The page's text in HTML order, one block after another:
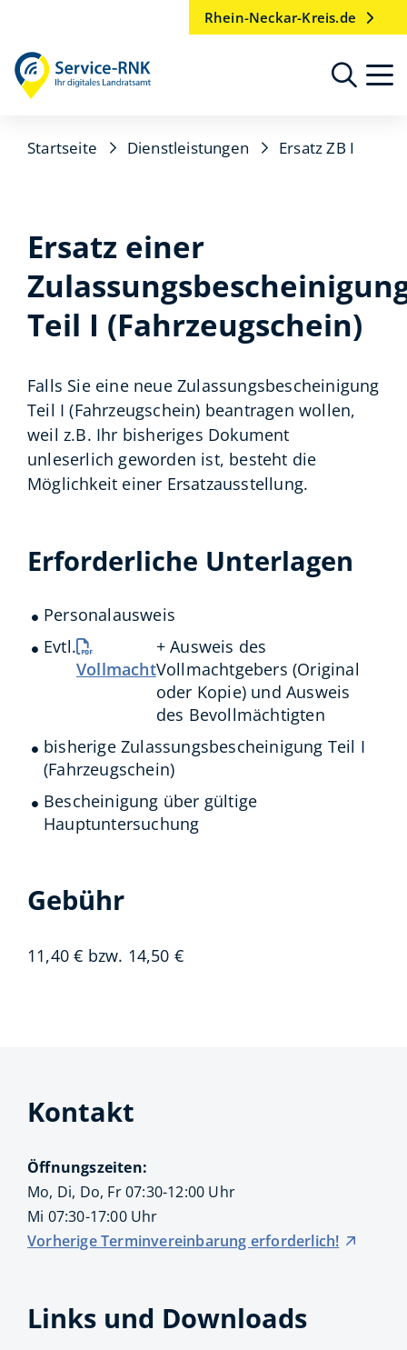
Rhein-Neckar-Kreis.de
Startseite Dienstleistungen Ersatz ZB I
Ersatz einer
Teil I (Fahrzeugschein)
Falls Sie eine neue Zulassungsbescheinigung
Teil I (Fahrzeugschein) beantragen wollen,
weil z.B. Ihr bisheriges Dokument
unleserlich geworden ist, besteht die
Möglichkeit einer Ersatzausstellung.
Erforderliche Unterlagen
Personalausweis
Evtl.
Vollmacht
+ Ausweis des
Vollmachtgebers (Original
oder Kopie) und Ausweis
des Bevollmächtigten
bisherige Zulassungsbescheinigung Teil I
(Fahrzeugschein)
Bescheinigung über gültige
Hauptuntersuchung
Gebühr
11,40 € bzw. 14,50 €
Kontakt
Öffnungszeiten:
Mo, Di, Do, Fr 07:30-12:00 Uhr
Mi 07:30-17:00 Uhr
Vorherige Terminvereinbarung erforderlich!
Links und Downloads